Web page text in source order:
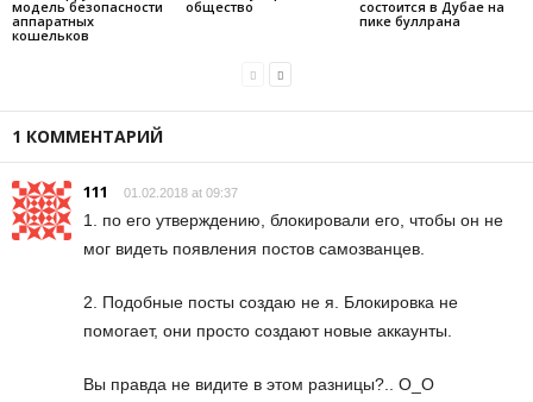
модель безопасности
аппаратных
кошельков
общество
состоится в Дубае на
пике буллрана
1 КОММЕНТАРИЙ
111 01.02.2018 at 09:37
1. по его утверждению, блокировали его, чтобы он не
мог видеть появления постов самозванцев.
2. Подобные посты создаю не я. Блокировка не
помогает, они просто создают новые аккаунты.
Вы правда не видите в этом разницы?.. О_О